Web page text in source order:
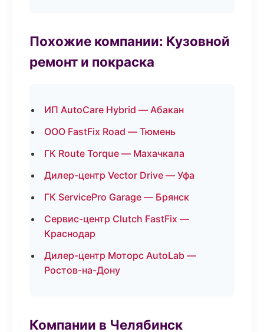
Похожие компании: Кузовной
ремонт и покраска
ИП AutoCare Hybrid — Абакан
ООО FastFix Road — Тюмень
ГК Route Torque — Махачкала
Дилер-центр Vector Drive — Уфа
ГК ServicePro Garage — Брянск
Сервис-центр Clutch FastFix —
Краснодар
Дилер-центр Моторс AutoLab —
Ростов-на-Дону
Компании в Челябинск